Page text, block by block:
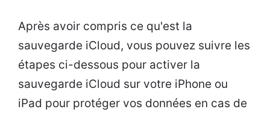
Après avoir compris ce qu'est la
sauvegarde iCloud, vous pouvez suivre les
étapes ci-dessous pour activer la
sauvegarde iCloud sur votre iPhone ou
iPad pour protéger vos données en cas de